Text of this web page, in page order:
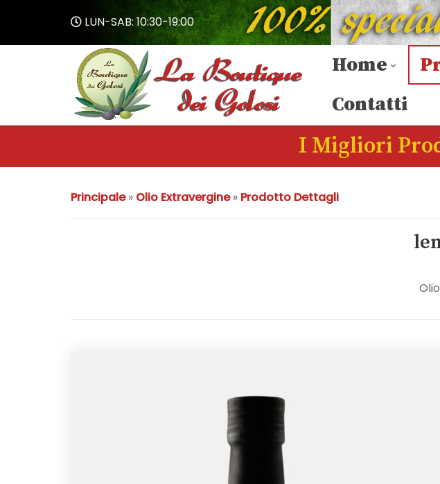
LUN-SAB: 10:30-19:00
Home
Contatti
I Migliori
Principale» Olio Extravergine» Prodotto Dettagli